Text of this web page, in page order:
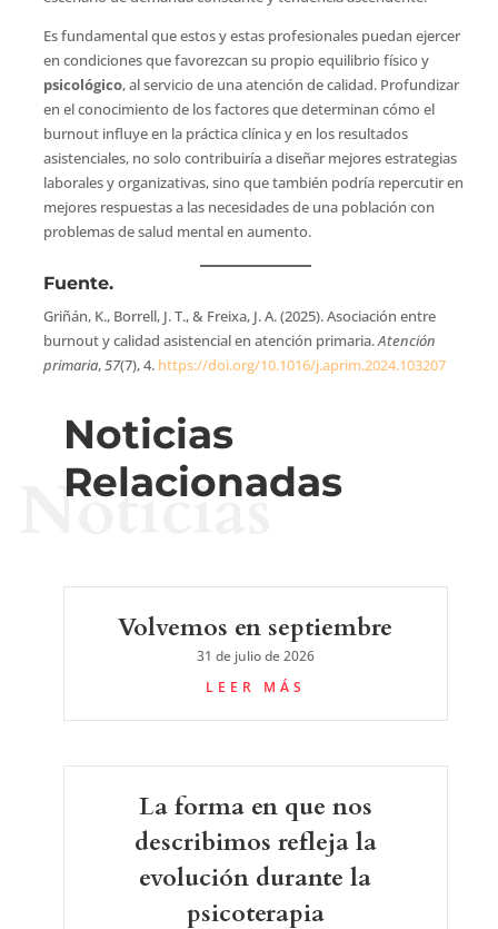
Es fundamental que estos y estas profesionales puedan ejercer
en condiciones que favorezcan su propio equilibrio físico y
psicológico, al servicio de una atención de calidad. Profundizar
en el conocimiento de los factores que determinan cómo el
burnout influye en la práctica clínica y en los resultados
asistenciales, no solo contribuiría a diseñar mejores estrategias
laborales y organizativas, sino que también podría repercutir en
mejores respuestas a las necesidades de una población con
problemas de salud mental en aumento.
Fuente.
Griñán, K., Borrell, J. T., & Freixa, J. A. (2025). Asociación entre
burnout y calidad asistencial en atención primaria.Atención
primaria,57(7), 4. https://doi.org/10.1016/j.aprim.2024.103207
Noticias
Relacionadas
Noticias
Volvemos en septiembre
31 de julio de 2026
LEER MÁS
La forma en que nos
describimos refleja la
evolución durante la
psicoterapia